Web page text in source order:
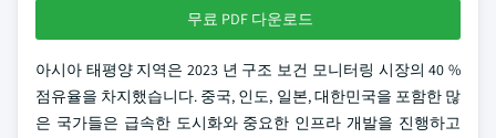
무료 PDF 다운로드
아시아 태평양 지역은 2023 년 구조 보건 모니터링 시장의 40 %
점유율을 차지했습니다. 중국, 인도, 일본, 대한민국을 포함한 많
은 국가들은 급속한 도시화와 중요한 인프라 개발을 진행하고